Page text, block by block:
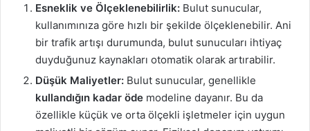
Esneklik ve Ölçeklenebilirlik: Bulut sunucular,
kullanımınıza göre hızlı bir şekilde ölçeklenebilir. Ani
bir trafik artışı durumunda, bulut sunucuları ihtiyaç
duyduğunuz kaynakları otomatik olarak artırabilir.
Düşük Maliyetler: Bulut sunucular, genellikle
kullandığın kadar öde modeline dayanır. Bu da
özellikle küçük ve orta ölçekli işletmeler için uygun